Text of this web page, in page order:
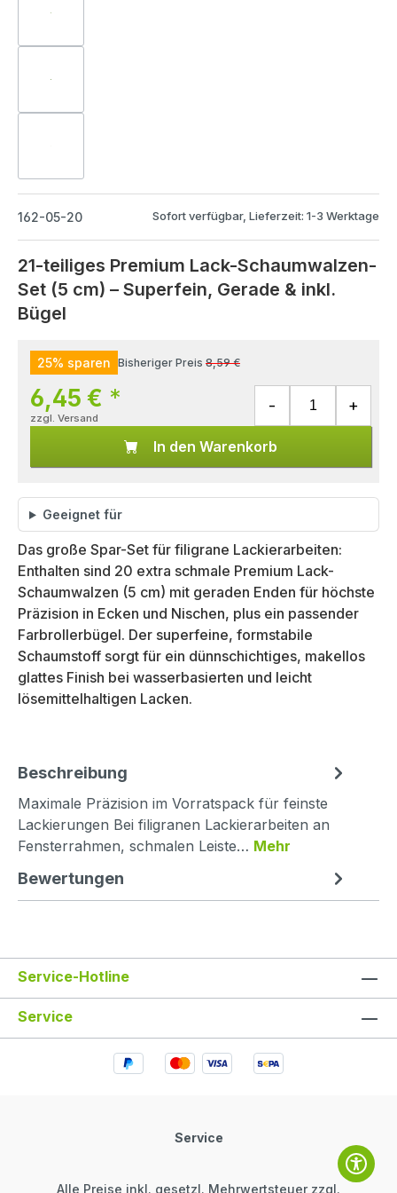
162-05-20 Sofort verfügbar, Lieferzeit: 1-3 Werktage
21-teiliges Premium Lack-Schaumwalzen-
Set (5 cm) – Superfein, Gerade & inkl.
Bügel
25% sparen Bisheriger Preis 8,59 €
6,45 € *
zzgl. Versand
In den Warenkorb
Geeignet für
Das große Spar-Set für filigrane Lackierarbeiten:
Enthalten sind 20 extra schmale Premium Lack-
Schaumwalzen (5 cm) mit geraden Enden für höchste
Präzision in Ecken und Nischen, plus ein passender
Farbrollerbügel. Der superfeine, formstabile
Schaumstoff sorgt für ein dünnschichtiges, makellos
glattes Finish bei wasserbasierten und leicht
lösemittelhaltigen Lacken.
Beschreibung
Maximale Präzision im Vorratspack für feinste
Lackierungen Bei filigranen Lackierarbeiten an
Fensterrahmen, schmalen Leiste… Mehr
Bewertungen
Service-Hotline
Service
Service
Alle Preise inkl. gesetzl. Mehrwertsteuer zzgl.